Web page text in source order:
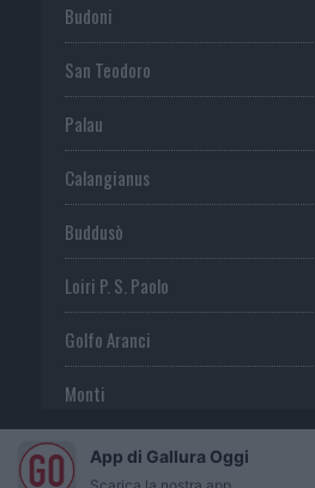
Budoni
San Teodoro
Palau
Calangianus
Buddusò
Loiri P. S. Paolo
Golfo Aranci
Monti
TeltiApp di Gallura Oggi